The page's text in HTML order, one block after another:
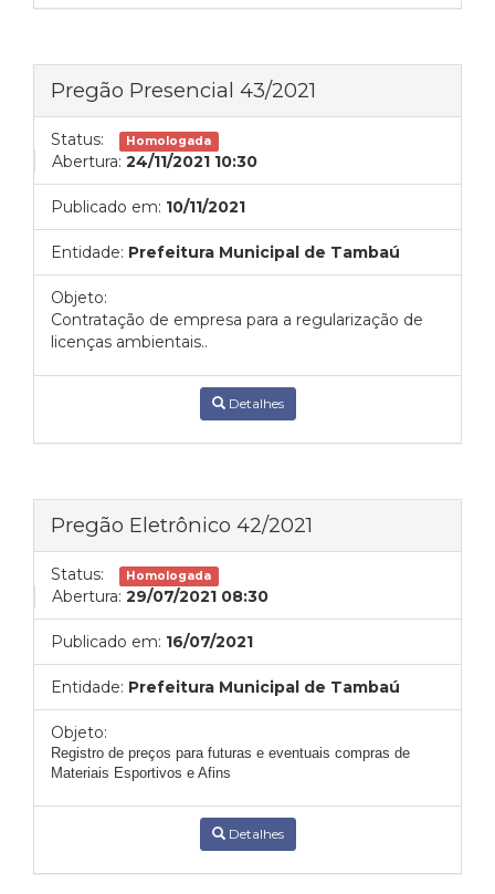
Pregão Presencial 43/2021
Status: Homologada
Abertura: 24/11/2021 10:30
Publicado em: 10/11/2021
Entidade: Prefeitura Municipal de Tambaú
Objeto:
Contratação de empresa para a regularização de
licenças ambientais..
Detalhes
Pregão Eletrônico 42/2021
Status: Homologada
Abertura: 29/07/2021 08:30
Publicado em: 16/07/2021
Entidade: Prefeitura Municipal de Tambaú
Objeto:
Registro de preços para futuras e eventuais compras de
Materiais Esportivos e Afins
Detalhes